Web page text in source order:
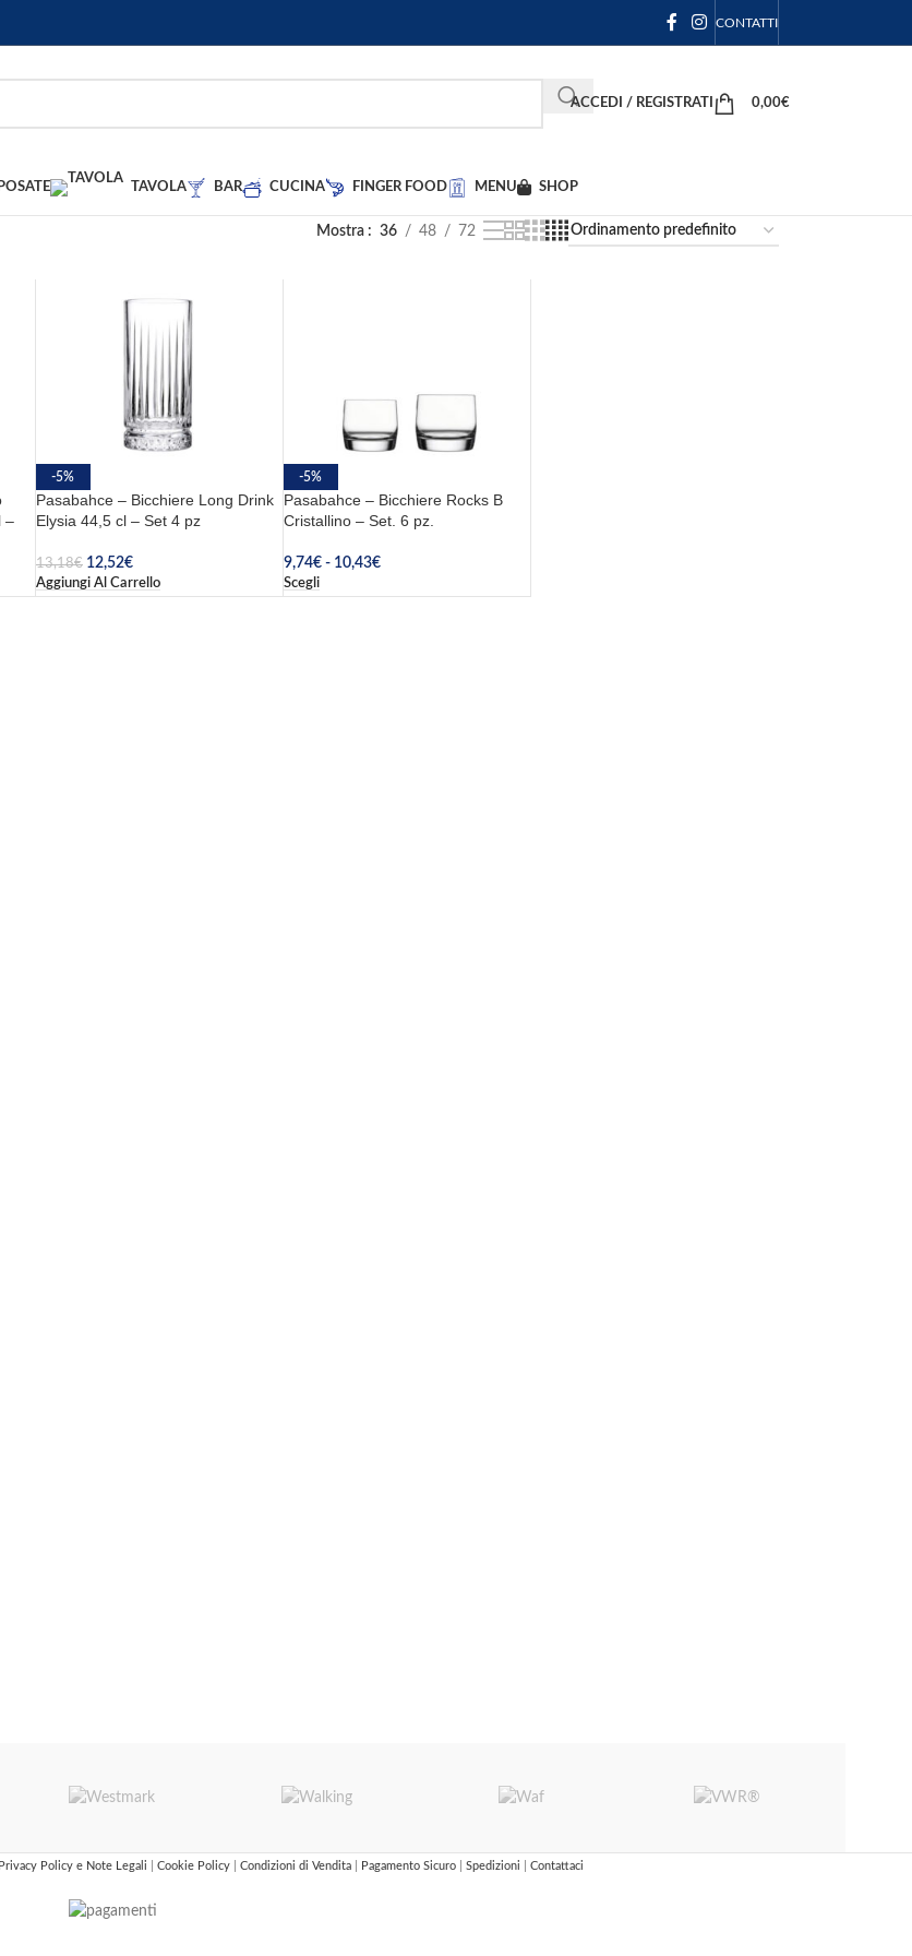
CONTATTI
ACCEDI / REGISTRATI 0,00€
POSATE TAVOLA BAR CUCINA FINGER FOOD MENU SHOP
Mostra 36 48 72
–
-5%
Pasabahce – Bicchiere Long Drink
Elysia 44,5 cl – Set 4 pz
13,18€ 12,52€
Aggiungi Al Carrello
-5%
Pasabahce – Bicchiere Rocks B
Cristallino – Set. 6 pz.
9,74€ - 10,43€
Scegli
Privacy Policy e Note Legali Cookie Policy Condizioni di Vendita Pagamento Sicuro Spedizioni Contattaci